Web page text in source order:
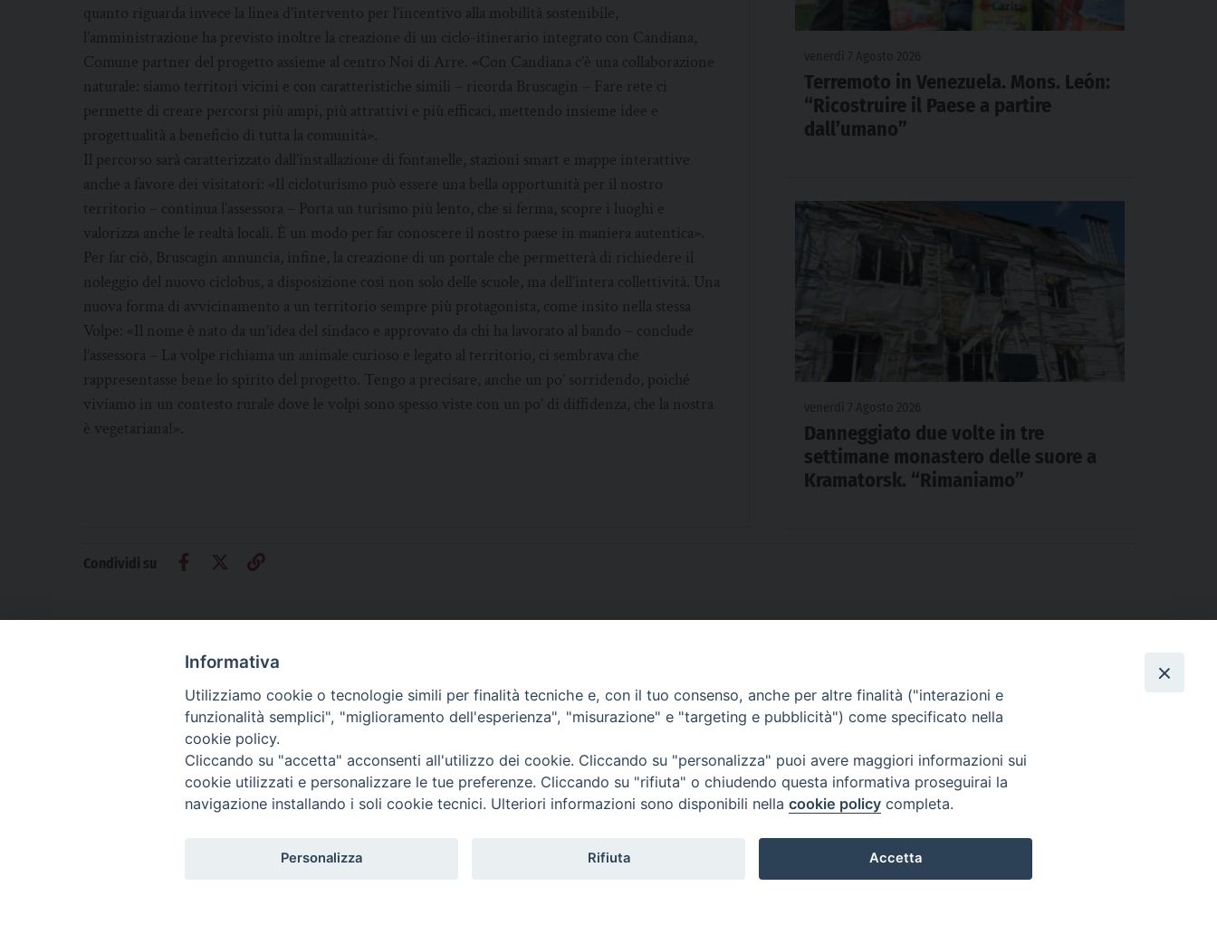
quanto riguarda invece la linea d’intervento per l’incentivo alla mobilità sostenibile,
l’amministrazione ha previsto inoltre la creazione di un ciclo-itinerario integrato con Candiana,
Comune partner del progetto assieme al centro Noi di Arre. «Con Candiana c’è una collaborazione
naturale: siamo territori vicini e con caratteristiche simili – ricorda Bruscagin – Fare rete ci
permette di creare percorsi più ampi, più attrattivi e più efficaci, mettendo insieme idee e
progettualità a beneficio di tutta la comunità».
Il percorso sarà caratterizzato dall’installazione di fontanelle, stazioni smart e mappe interattive
anche a favore dei visitatori: «Il cicloturismo può essere una bella opportunità per il nostro
territorio – continua l’assessora – Porta un turismo più lento, che si ferma, scopre i luoghi e
valorizza anche le realtà locali. È un modo per far conoscere il nostro paese in maniera autentica».
Per far ciò, Bruscagin annuncia, infine, la creazione di un portale che permetterà di richiedere il
noleggio del nuovo ciclobus, a disposizione così non solo delle scuole, ma dell’intera collettività. Una
nuova forma di avvicinamento a un territorio sempre più protagonista, come insito nella stessa
Volpe: «Il nome è nato da un’idea del sindaco e approvato da chi ha lavorato al bando – conclude
l’assessora – La volpe richiama un animale curioso e legato al territorio, ci sembrava che
rappresentasse bene lo spirito del progetto. Tengo a precisare, anche un po’ sorridendo, poiché
viviamo in un contesto rurale dove le volpi sono spesso viste con un po’ di diffidenza, che la nostra
è vegetariana!».
Terremoto in Venezuela. Mons. León:
“Ricostruire il Paese a partire
dall’umano”
Danneggiato due volte in tre
settimane monastero delle suore a
Kramatorsk. “Rimaniamo”
Condividi su
AMMINISTRAZIONE TRASPARENTE SCRIVICI
La Difesa del Popolo percepisce i contributi pubblici all'editoria.
La Difesa del Popolo è una testata registrata presso il Tribunale di Padova decreto del 15 giugno 1950 al n. 37 del registro periodici.
Informativa
Utilizziamo cookie o tecnologie simili per finalità tecniche e, con il tuo consenso, anche per altre finalità ("interazioni e
funzionalità semplici", "miglioramento dell'esperienza", "misurazione" e "targeting e pubblicità") come specificato nella
cookie policy.
Cliccando su "accetta" acconsenti all'utilizzo dei cookie. Cliccando su "personalizza" puoi avere maggiori informazioni sui
cookie utilizzati e personalizzare le tue preferenze. Cliccando su "rifiuta" o chiudendo questa informativa proseguirai la
navigazione installando i soli cookie tecnici. Ulteriori informazioni sono disponibili nella cookie policy completa.
Personalizza Rifiuta Accetta